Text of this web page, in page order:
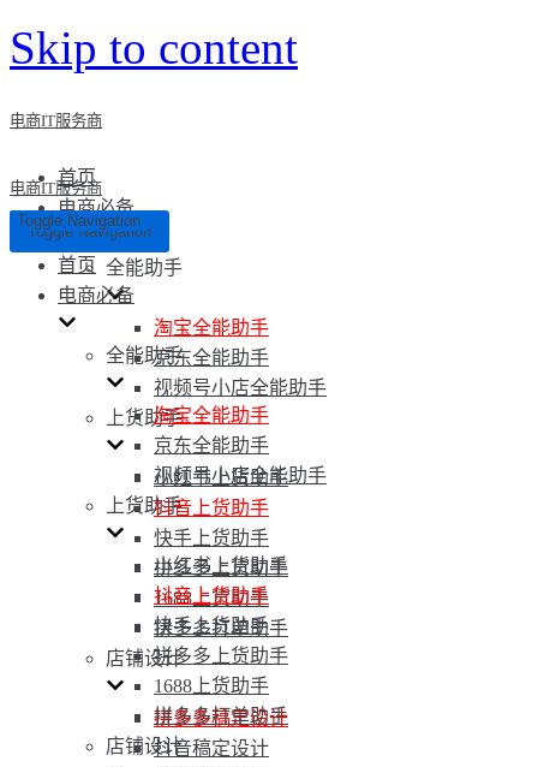
Skip to content
电商IT服务商
首页
电商必备
全能助手
淘宝全能助手
京东全能助手
视频号小店全能助手
上货助手
小红书上货助手
抖音上货助手
快手上货助手
拼多多上货助手
1688上货助手
拼多多打单助手
店铺设计
拼多多稿定设计
抖音稿定设计
电商IT服务商
Toggle Navigation
Toggle Navigation
首页
电商必备
全能助手
淘宝全能助手
京东全能助手
视频号小店全能助手
上货助手
小红书上货助手
抖音上货助手
快手上货助手
拼多多上货助手
1688上货助手
拼多多打单助手
店铺设计